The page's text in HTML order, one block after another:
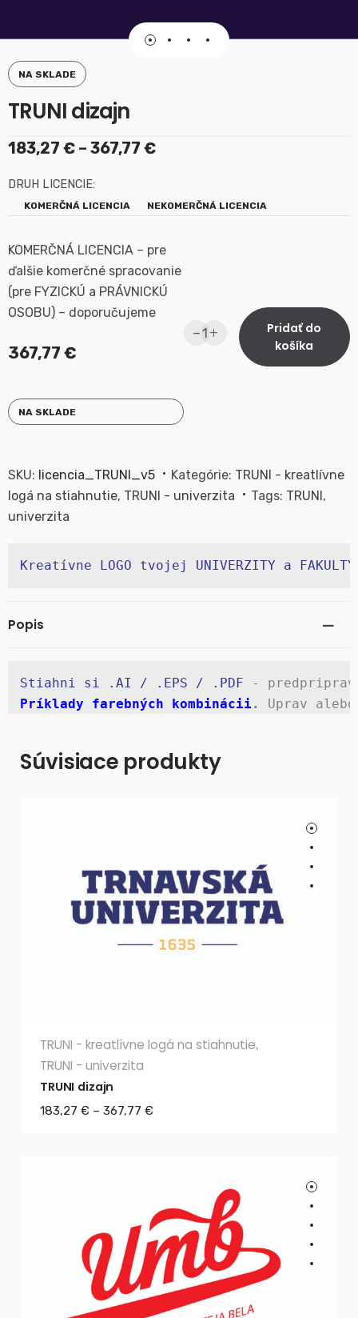
NA SKLADE
TRUNI dizajn
183,27 € – 367,77 €
DRUH LICENCIE:
KOMERČNÁ LICENCIA NEKOMERČNÁ LICENCIA
KOMERČNÁ LICENCIA – pre
ďalšie komerčné spracovanie
(pre FYZICKÚ a PRÁVNICKÚ
OSOBU) – doporučujeme
367,77 €
NA SKLADE
+
-
Pridať do
košíka
SKU: licencia_TRUNI_v5 Kategórie: TRUNI - kreatlívne
logá na stiahnutie, TRUNI - univerzita Tags: TRUNI,
univerzita
Kreatívne LOGO tvojej UNIVERZITY a FAKULTY
Popis
Stiahni si .AI / .EPS / .PDF -
Príklady farebných kombinácii. Uprav
Súvisiace produkty
TRUNI - kreatlívne logá na stiahnutie,
TRUNI - univerzita
TRUNI dizajn
183,27 € – 367,77 €